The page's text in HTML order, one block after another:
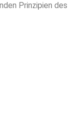
Prinzipien des